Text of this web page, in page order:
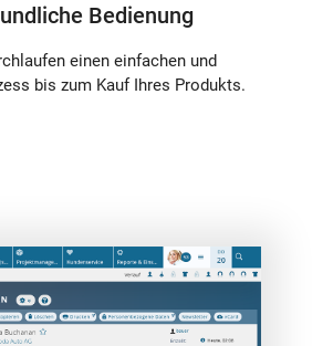
Bedienung
einen einfachen und
bis zum Kauf Ihres Produkts.